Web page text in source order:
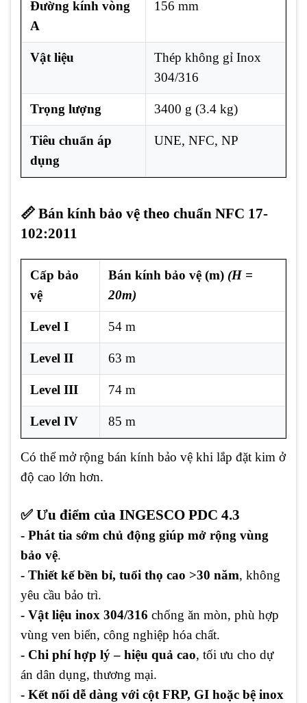
Đường kính vòng
A
156 mm
Vật liệu
Thép không gỉ Inox
304/316
Trọng lượng 3400 g (3.4 kg)
Tiêu chuẩn áp
dụng
UNE, NFC, NP
📏 Bán kính bảo vệ theo chuẩn NFC 17-
102:2011
Cấp bảo
vệ
Bán kính bảo vệ (m) (H =
20m)
Level I 54 m
Level II 63 m
Level III 74 m
Level IV 85 m
Có thể mở rộng bán kính bảo vệ khi lắp đặt kim ở
độ cao lớn hơn.
✅ Ưu điểm của INGESCO PDC 4.3
- Phát tia sớm chủ động giúp mở rộng vùng
bảo vệ.
- Thiết kế bền bỉ, tuổi thọ cao >30 năm, không
yêu cầu bảo trì.
- Vật liệu inox 304/316 chống ăn mòn, phù hợp
vùng ven biển, công nghiệp hóa chất.
- Chi phí hợp lý – hiệu quả cao, tối ưu cho dự
án dân dụng, thương mại.
- Kết nối dễ dàng với cột FRP, GI hoặc bệ inox